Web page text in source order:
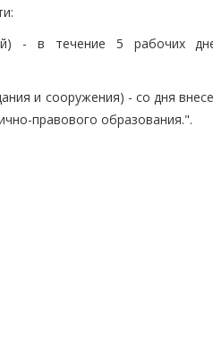
- в течение 5 рабочих
и сооружения) - со дня
правового образования.".